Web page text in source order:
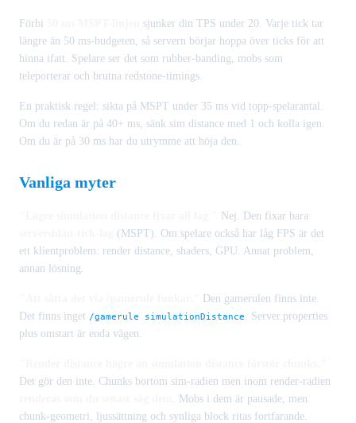
Förbi
sjunker din TPS under 20. Varje tick tar
längre än 50 ms-budgeten, så servern börjar hoppa över ticks för att
hinna ifatt. Spelare ser det som rubber-banding, mobs som
teleporterar och brutna redstone-timings.
En praktisk regel: sikta på MSPT under 35 ms vid topp-spelarantal.
Om du redan är på 40+ ms, sänk sim distance med 1 och kolla igen.
Om du är på 30 ms har du utrymme att höja den.
Vanliga myter
Nej. Den fixar bara
(MSPT). Om spelare också har låg FPS är det
ett klientproblem: render distance, shaders, GPU. Annat problem,
annan lösning.
Den gamerulen finns inte.
Det finns inget /gamerule simulationDistance
. Server.properties
plus omstart är enda vägen.
Det gör den inte. Chunks bortom sim-radien men inom render-radien
. Mobs i dem är pausade, men
chunk-geometri, ljussättning och synliga block ritas fortfarande.